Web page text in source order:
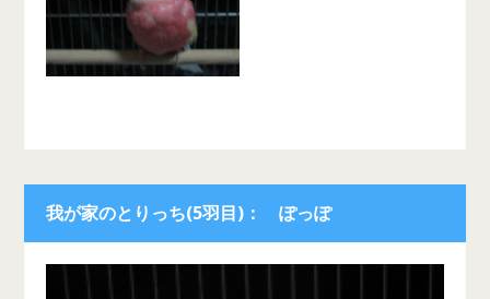
我が家のとりっち(5羽目)： ぽっぽ